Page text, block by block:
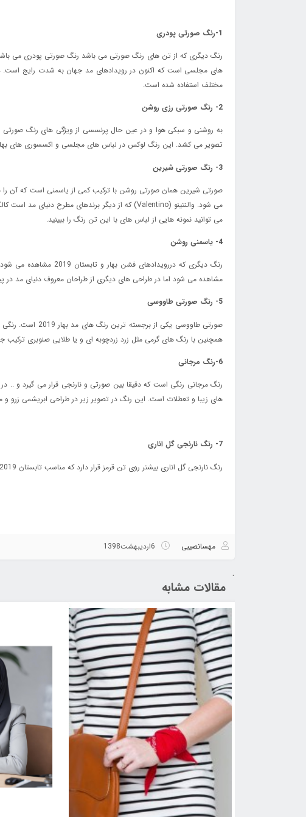
1-رنگ صورتی پودری
رنگ دیگری که از تن های رنگ صورتی می باشد رنگ صورتی پودری می
های مجلسی است که اکنون در رویدادهای مد جهان به شدت رایج است.
مختلف استفاده شده است.
2- رنگ صورتی رزی روشن
تصویر می کشد. این رنگ لوکس در لباس های مجلسی و اکسسوری های بهار 2019 به وفور مشاهده می
3- رنگ صورتی شیرین
صورتی شیرین همان صورتی روشن با ترکیب کمی از یاسمنی است که آن را
می توانید نمونه هایی از لباس های با این تن رنگ را ببینید.
4- یاسمنی روشن
رنگ دیگری که
مشاهده می شود اما در طراحی های دیگری از طراحان معروف دنیای مد
5- رنگ صورتی طاووسی
صورتی
همچنین با رنگ های گرمی مثل زرد زردچوبه ای و یا طلایی صنوبری ترکیب
6-رنگ مرجانی
های زیبا و تعطلات است. این رنگ در تصویر زیر در طراحی ابریشمی زرو و
7- رنگ نارنجی گل اناری
رنگ نارنجی گل اناری بیشتر روی تن قرمز قرار دارد که مناسب تابستان 2019 بوده و رنگ گرمی است و بیشتر در لباس های غیر رسمی، لانژری و پیراهن های زنانه مشاهده می شود.
مهسانصیبی 6اردیبهشت1398
.
مقالات مشابه